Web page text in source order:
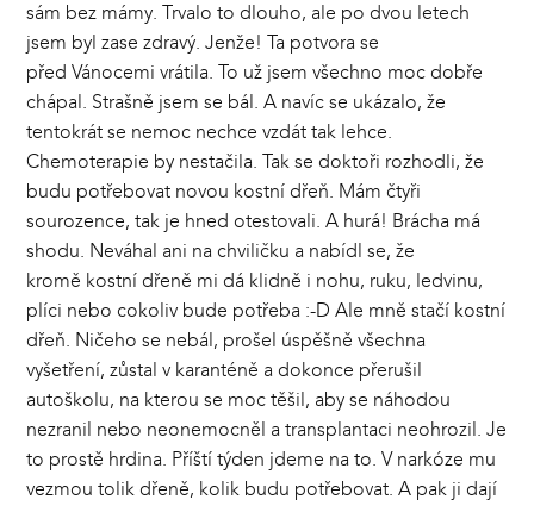
sám bez mámy. Trvalo to dlouho, ale po dvou letech
jsem byl zase zdravý. Jenže! Ta potvora se
před Vánocemi vrátila. To už jsem všechno moc dobře
chápal. Strašně jsem se bál. A navíc se ukázalo, že
tentokrát se nemoc nechce vzdát tak lehce.
Chemoterapie by nestačila. Tak se doktoři rozhodli, že
budu potřebovat novou kostní dřeň. Mám čtyři
sourozence, tak je hned otestovali. A hurá! Brácha má
shodu. Neváhal ani na chviličku a nabídl se, že
kromě kostní dřeně mi dá klidně i nohu, ruku, ledvinu,
plíci nebo cokoliv bude potřeba :-D Ale mně stačí kostní
dřeň. Ničeho se nebál, prošel úspěšně všechna
vyšetření, zůstal v karanténě a dokonce přerušil
autoškolu, na kterou se moc těšil, aby se náhodou
nezranil nebo neonemocněl a transplantaci neohrozil. Je
to prostě hrdina. Příští týden jdeme na to. V narkóze mu
vezmou tolik dřeně, kolik budu potřebovat. A pak ji dají